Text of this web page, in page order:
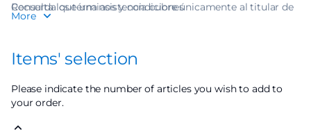
Tuboleta.com
MJ
Recuerda que una asistencia cubre únicamente al titular de
una (1) boleta.
Consulta los términos y condiciones
More
Items' selection
Please indicate the number of articles you wish to add to
your order.